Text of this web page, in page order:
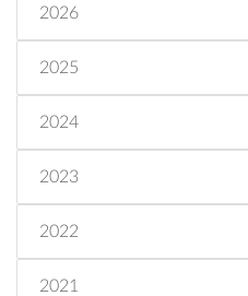
2026
2025
2024
2023
2022
2021